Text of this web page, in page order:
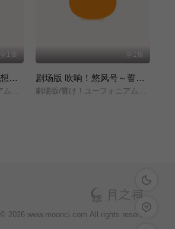
全1集
剧场版 吹响！悠风号～想要传达的旋律～
劇場版/響け！ユーフォニアム～届けたいメロディ～/
全1集
剧场版 吹响！悠风号～誓言的终章～
劇場版/響け！ユーフォニアム～誓いのフィナーレ～/
深色模式
留言反馈
© 2026 www.moonci.com All rights reservd.